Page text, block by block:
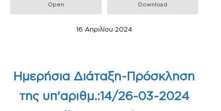
Open Download
16 Απριλίου 2024
Ημερήσια Διάταξη-Πρόσκληση
της υπ'αριθμ.:14/26-03-2024